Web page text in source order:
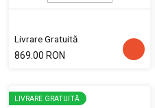
Livrare Gratuită
869.00 RON
LIVRARE GRATUITĂ